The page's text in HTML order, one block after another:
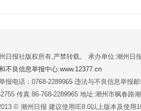
日报社版权所有,严禁转载。 承办单位:潮州日
不良信息举报中心:www.12377.cn
报电话：0768-2289965 违法与不良信息举报
传真:86-768-2289965 地址:潮州市枫春路
© 潮州日报 建议使用IE8.0以上版本及使用